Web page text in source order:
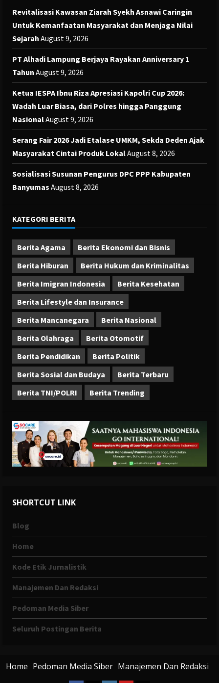
Revitalisasi Kawasan Ziarah Syekh Asnawi Caringin
Untuk Kemanfaatan Masyarakat dan Menjaga Nilai
Sejarah August 9, 2026
PT Alhadi Lampung Berjaya Rayakan Anniversary 1
Tahun August 9, 2026
Ketua IESPA Ibnu Riza Apresiasi Kapolri Cup 2026:
Wadah Luar Biasa, dari Polres hingga Panggung
NasionalAugust 9, 2026
Serang Fair 2026 Jadi Etalase UMKM, Sekda Deden Ajak
Masyarakat Cintai Produk LokalAugust 8, 2026
Sosialisasi Susunan Pengurus DPC PPP Kabupaten
Banyumas August 8, 2026
KATEGORI BERITA
Berita Agama
Berita Ekonomi dan Bisnis
Berita Hiburan
Berita Hukum dan Kriminalitas
Berita Imigran Indonesia
Berita Kesehatan
Berita Lifestyle dan Insurance
Berita Mancanegara
Berita Nasional
Berita Olahraga
Berita Otomotif
Berita Pendidikan
Berita Politik
Berita Sosial dan Budaya
Berita Terbaru
Berita TNI/POLRI
Berita Trending
SHORTCUT LINK
Blog
Home
Kode Etik Jurnalistik
Manajemen Dan Redaksi
Pedoman Media Siber
Seluruh Postingan Berita
Home Pedoman Media Siber Manajemen Dan Redaksi